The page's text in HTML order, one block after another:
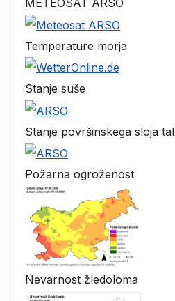
Temperature morja
Stanje suše
Stanje površinskega sloja tal
Požarna ogroženost
Nevarnost žledoloma